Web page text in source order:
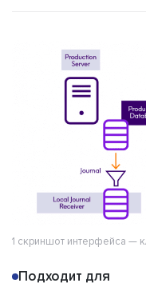
Интеграторы
Сравнения
1 скриншот интерфейса —
Подходит для